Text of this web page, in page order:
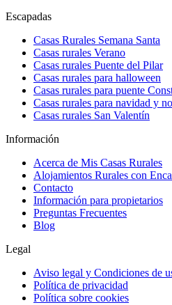
Escapadas
Casas Rurales Semana Santa
Casas rurales Verano
Casas rurales Puente del Pilar
Casas rurales para halloween
Casas rurales para puente
Casas rurales para navidad y
Casas rurales San Valentín
Información
Acerca de Mis Casas Rurales
Alojamientos Rurales con
Contacto
Información para propietarios
Preguntas Frecuentes
Blog
Legal
Aviso legal y Condiciones de
Política de privacidad
Política sobre cookies